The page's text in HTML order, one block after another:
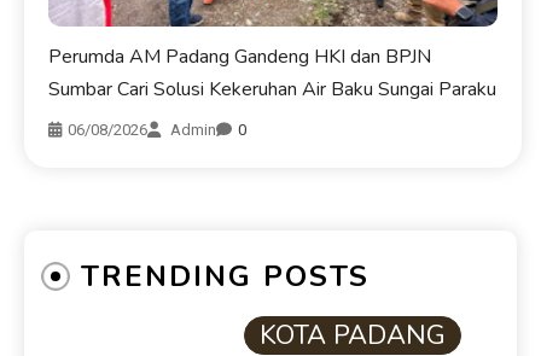
Perumda AM Padang Gandeng HKI dan BPJN
Sumbar Cari Solusi Kekeruhan Air Baku Sungai Paraku
06/08/2026 Admin 0
TRENDING POSTS
KOTA PADANG